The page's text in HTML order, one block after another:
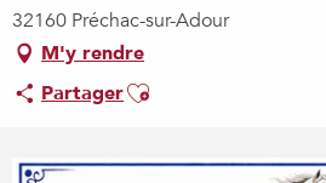
32160 Préchac-sur-Adour
M'y rendre
PartagerAjouter aux favoris